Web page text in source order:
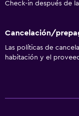
extra)
Ascensor
Estacionamiento
Check-in después de
Cancelación/
Las políticas de
habitación y el